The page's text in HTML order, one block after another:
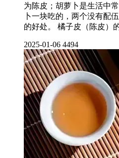
为陈皮；胡萝卜是生活中
卜一块吃的，两个没有配
的好处。 橘子皮（陈皮）
2025-01-06 4494